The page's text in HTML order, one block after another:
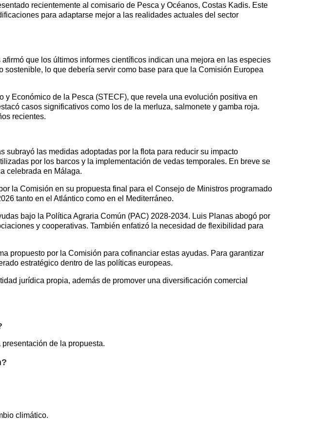
recientemente al comisario de Pesca y Océanos, Costas Kadis. Este
para adaptarse mejor a las realidades actuales del sector
que los últimos informes científicos indican una mejora en las especies
lo que debería servir como base para que la Comisión Europea
Económico de la Pesca (STECF), que revela una evolución positiva en
casos significativos como los de la merluza, salmonete y gamba roja.
recientes.
las medidas adoptadas por la flota para reducir su impacto
por los barcos y la implementación de vedas temporales. En breve se
celebrada en Málaga.
la Comisión en su propuesta final para el Consejo de Ministros programado
tanto en el Atlántico como en el Mediterráneo.
bajo la Política Agraria Común (PAC) 2028-2034. Luis Planas abogó por
y cooperativas. También enfatizó la necesidad de flexibilidad para
propuesto por la Comisión para cofinanciar estas ayudas. Para garantizar
estratégico dentro de las políticas europeas.
jurídica propia, además de promover una diversificación comercial
de la propuesta.
climático.